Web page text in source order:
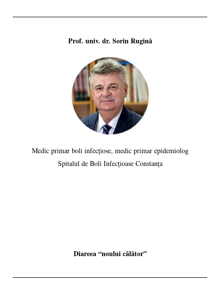
Prof. univ. dr. Sorin Rugină
Medic primar boli infecțiose, medic primar epidemiolog
Spitalul de Boli Infecțioase Constanța
Diareea “noului călător”